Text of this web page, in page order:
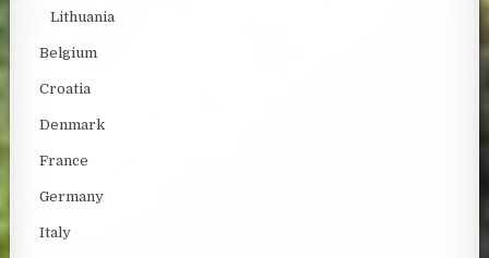
Lithuania
Belgium
Croatia
Denmark
France
Germany
Italy